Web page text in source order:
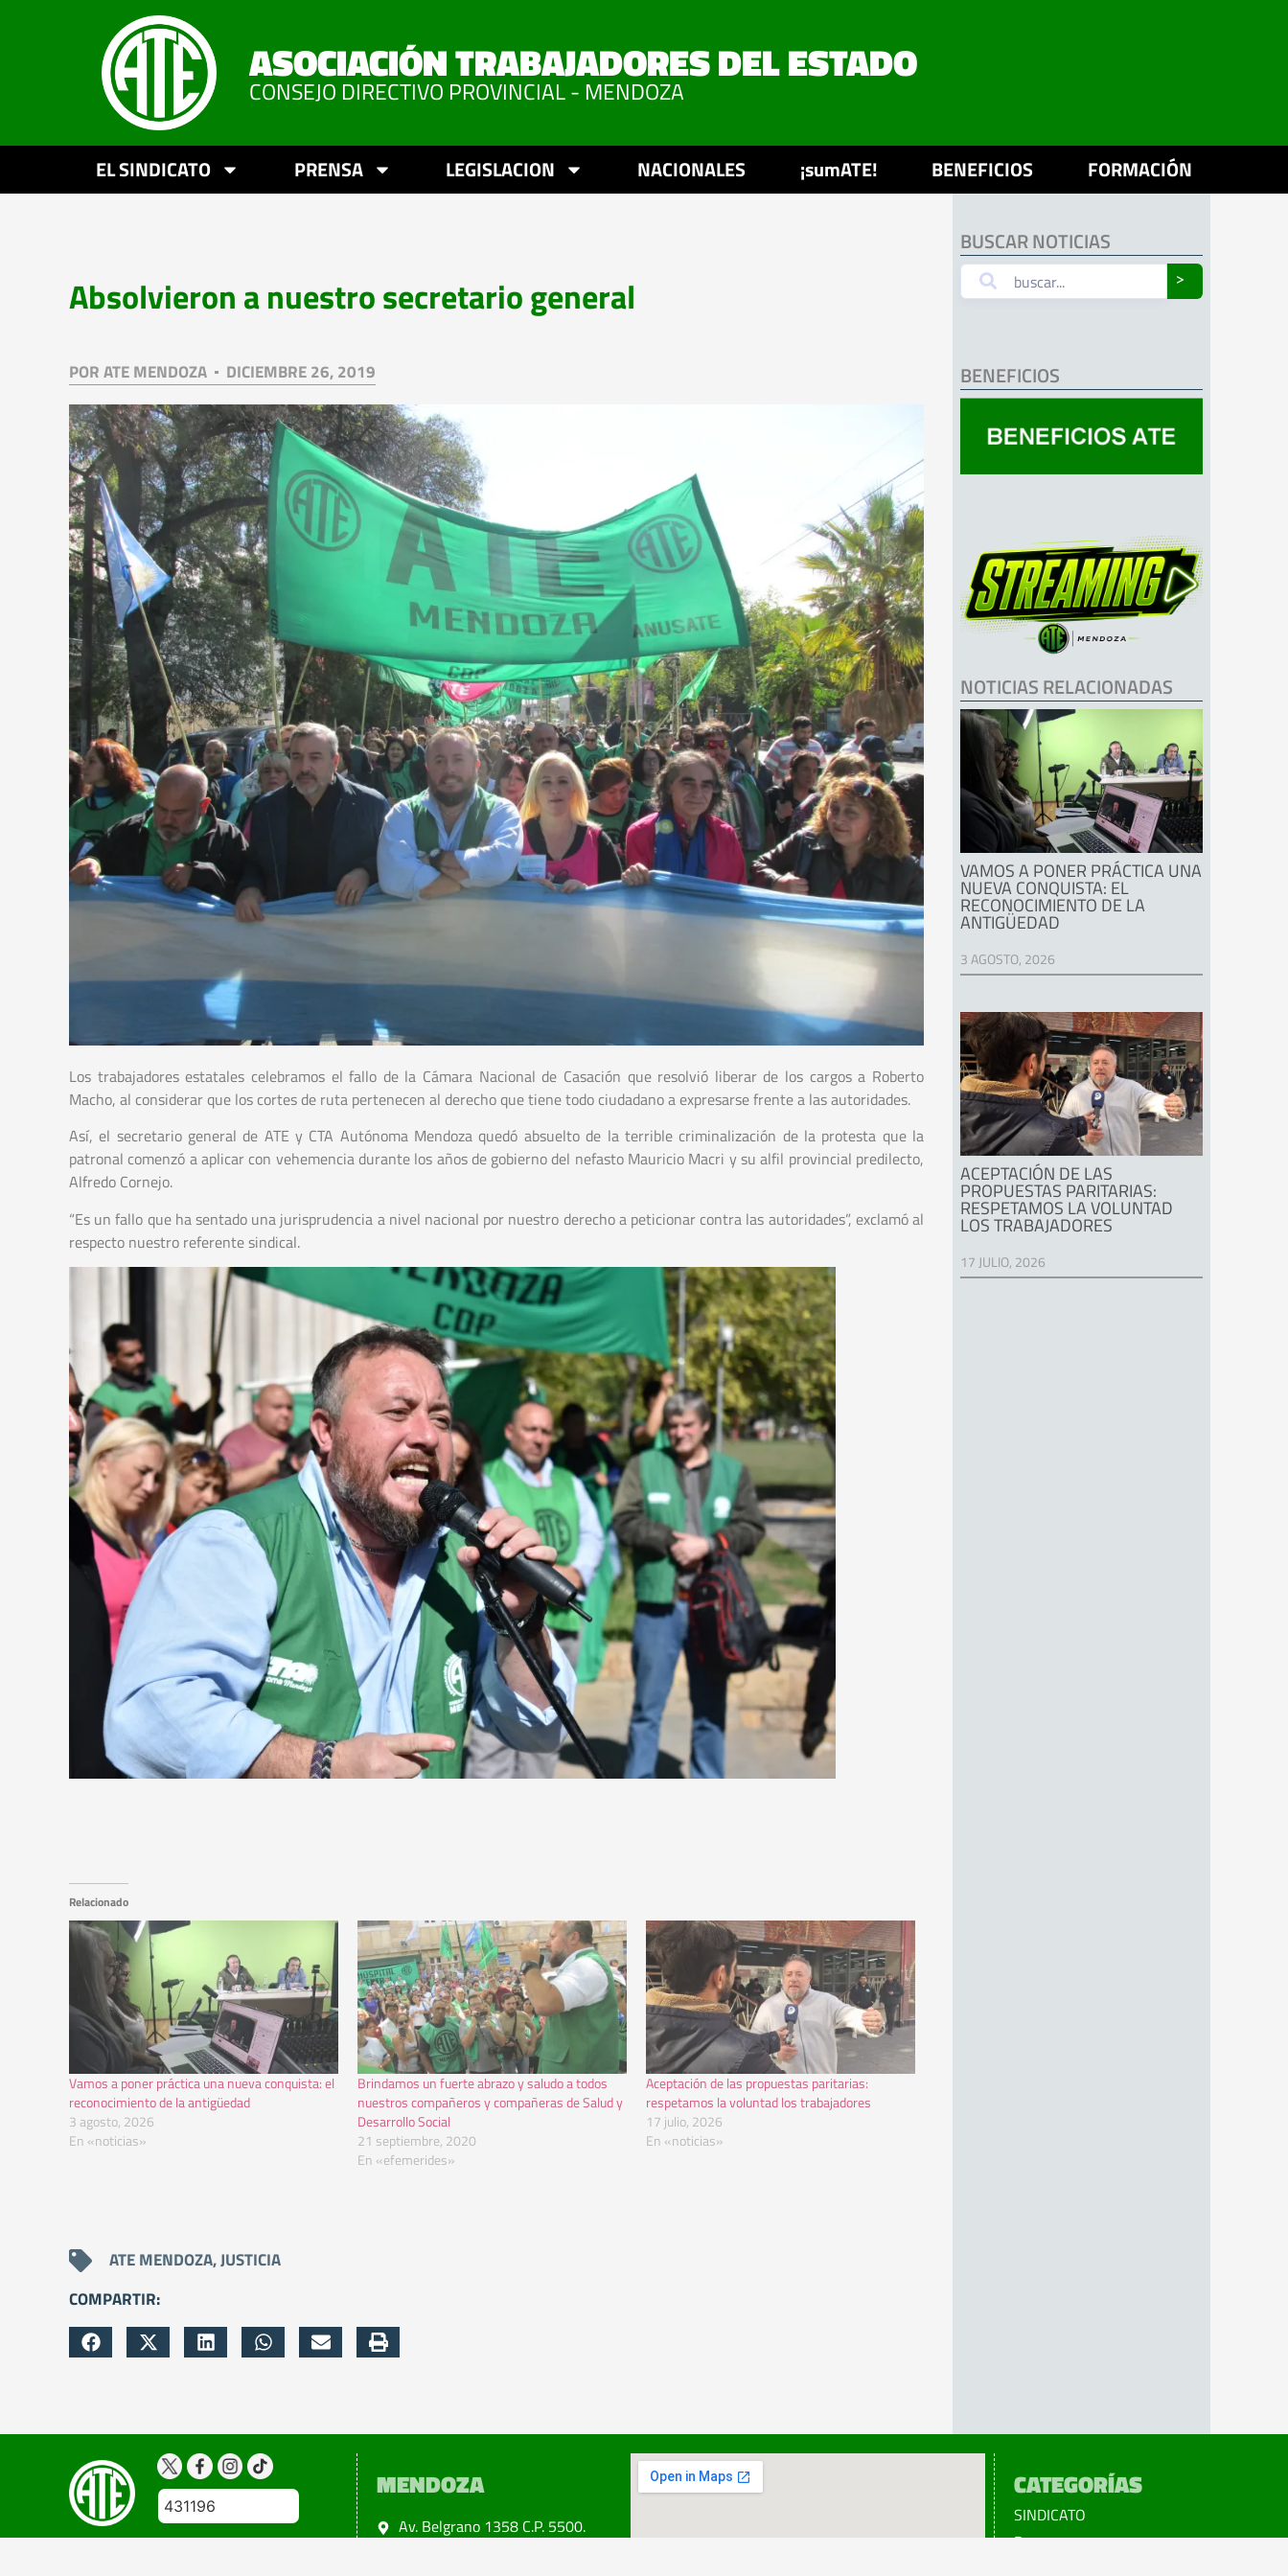
ASOCIACIÓN TRABAJADORES DEL ESTADO
CONSEJO DIRECTIVO PROVINCIAL - MENDOZA
EL SINDICATO PRENSA LEGISLACION NACIONALES ¡sumATE! BENEFICIOS FORMACIÓN
Absolvieron a nuestro secretario general
PORATE MENDOZA DICIEMBRE 26, 2019
Los trabajadores estatales celebramos el fallo de la Cámara Nacional de Casación que resolvió liberar de los cargos a Roberto
Macho, al considerar que los cortes de ruta pertenecen al derecho que tiene todo ciudadano a expresarse frente a las autoridades.
Así, el secretario general de ATE y CTA Autónoma Mendoza quedó absuelto de la terrible criminalización de la protesta que la
patronal comenzó a aplicar con vehemencia durante los años de gobierno del nefasto Mauricio Macri y su alfil provincial predilecto,
Alfredo Cornejo.
“Es un fallo que ha sentado una jurisprudencia a nivel nacional por nuestro derecho a peticionar contra las autoridades”, exclamó al
respecto nuestro referente sindical.
Relacionado
Vamos a poner práctica una nueva conquista: el
reconocimiento de la antigüedad
3 agosto, 2026
En «noticias»
Brindamos un fuerte abrazo y saludo a todos
nuestros compañeros y compañeras de Salud y
Desarrollo Social
21 septiembre, 2020
En «efemerides»
Aceptación de las propuestas paritarias:
respetamos la voluntad los trabajadores
17 julio, 2026
En «noticias»
ATE MENDOZA,JUSTICIA
COMPARTIR:
BUSCAR NOTICIAS
˃
BENEFICIOS
NOTICIAS RELACIONADAS
VAMOS A PONER PRÁCTICA UNA
NUEVA CONQUISTA: EL
RECONOCIMIENTO DE LA
ANTIGÜEDAD
3 AGOSTO, 2026
ACEPTACIÓN DE LAS
PROPUESTAS PARITARIAS:
RESPETAMOS LA VOLUNTAD
LOS TRABAJADORES
17 JULIO, 2026
431196
MENDOZA
Av. Belgrano 1358 C.P. 5500.
CATEGORÍAS
SINDICATO
Prensa